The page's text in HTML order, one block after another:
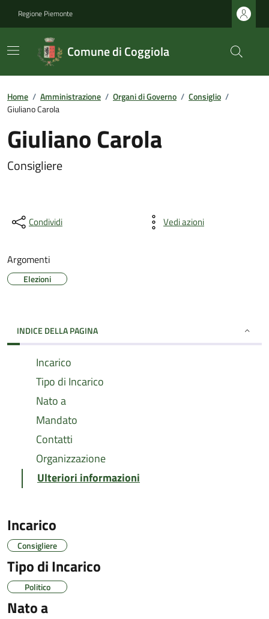
Regione Piemonte
Comune di Coggiola
Home / Amministrazione / Organi di Governo / Consiglio /
Giuliano Carola
Giuliano Carola
Consigliere
Condividi Vedi azioni
Argomenti
Elezioni
INDICE DELLA PAGINA
Incarico
Tipo di Incarico
Nato a
Mandato
Contatti
Organizzazione
Ulteriori informazioni
Incarico
Consigliere
Tipo di Incarico
Politico
Nato a